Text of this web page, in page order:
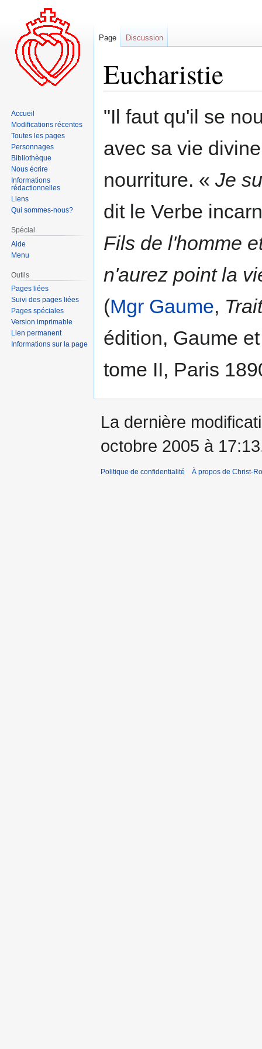
Eucharistie
Aller
navigation
Aller
recherche
"Il faut qu'il se
avec sa vie
nourriture. « Je
dit le Verbe
Fils de l'homme
n'aurez point la
(Mgr Gaume,
édition, Gaume
tome II, Paris
Page Discussion
Accueil
Modifications récentes
Toutes les pages
Personnages
Bibliothèque
Nous écrire
Informations
rédactionnelles
Liens
Qui sommes-nous?
Spécial
Aide
Menu
Outils
Pages liées
Suivi des pages liées
Pages spéciales
Version imprimable
Lien permanent
Informations sur la page
La dernière
octobre 2005 à
Politique de confidentialité À propos de Christ-